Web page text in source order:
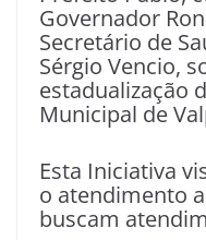
Governador
Secretário de
Sérgio Vencio,
estadualização
Municipal de
Esta Iniciativa
o atendimento
buscam